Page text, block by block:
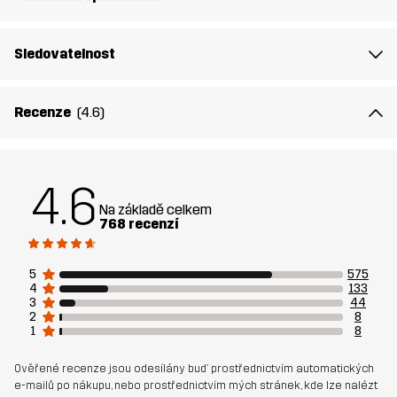
Materiál 3
88% Polyamid (Recyklovaný), 12%
Elastan
Váha: 329g ve velikosti M
Udržitelnost Recyklované detaily čtěte zde
Sledovatelnost
Recenze (4.6)
4.6 Na základě celkem
768 recenzí
5
575
4
133
3
44
2
8
1
8
Ověřené recenze jsou odesílány buď prostřednictvím automatických
e-mailů po nákupu, nebo prostřednictvím mých stránek, kde lze nalézt